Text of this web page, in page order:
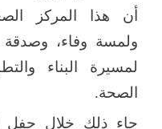
أن هذا المركز
ولمسة وفاء، وصدقة
لمسيرة البناء
الصحة.
جاء ذلك خلال حفل